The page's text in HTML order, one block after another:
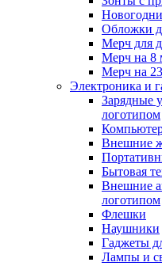
Обложки
Мерч для
Мерч на 8
Мерч на
Электроника и
Зарядные
логотипом
Внешние
Бытовая
Внешние
логотипом
Флешки
Наушники
Гаджеты
Лампы и